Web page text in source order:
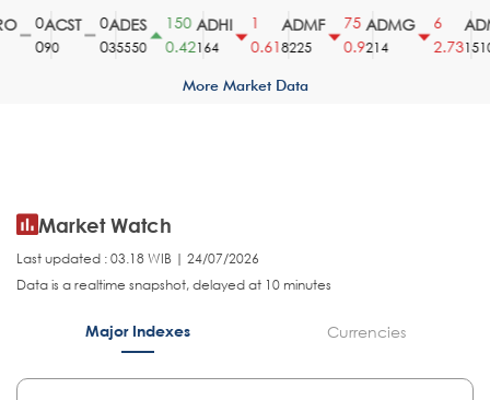
ACST
90
ADES
35550
150
0.42
ADHI
164
0.61
ADMF
8225
75
0.9
ADMG
214
2.731510
More Market Data
Market Watch
Last updated : 03.18 WIB | 24/07/2026
Data is a realtime snapshot, delayed at 10 minutes
Major Indexes Currencies